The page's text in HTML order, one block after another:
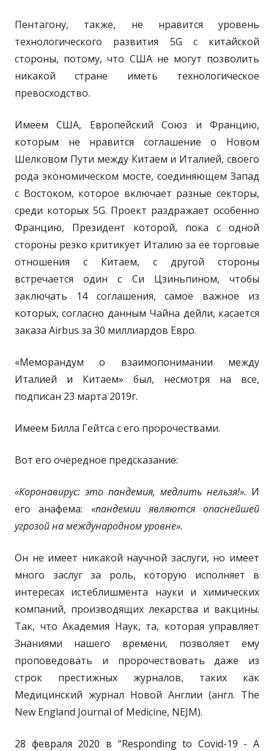
Пентагону, также, не нравится уровень
технологического развития 5G с китайской
стороны, потому, что США не могут позволить
никакой стране иметь технологическое
превосходство.
Имеем США, Европейский Союз и Францию,
которым не нравится соглашение о Новом
Шёлковом Пути между Китаем и Италией, своего
рода экономическом мосте, соединяющем Запад
с Востоком, которое включает разные секторы,
среди которых 5G. Проект раздражает особенно
Францию, Президент которой, пока с одной
стороны резко критикует Италию за её торговые
отношения с Китаем, с другой стороны
встречается один с Си Цзиньпином, чтобы
заключать 14 соглашения, самое важное из
которых, согласно данным Чайна дейли, касается
заказа Airbus за 30 миллиардов Евро.
«Меморандум о взаимопонимании между
Италией и Китаем» был, несмотря на все,
подписан 23 марта 2019г.
Имеем Билла Гейтса с его пророчествами.
Вот его очередное предсказание:
«Коронавирус: это пандемия, медлить нельзя!». И
его анафема: «пандемии являются опаснейшей
угрозой на международном уровне».
Он не имеет никакой научной заслуги, но имеет
много заслуг за роль, которую исполняет в
интересах истеблишмента науки и химических
компаний, производящих лекарства и вакцины.
Так, что Академия Наук, та, которая управляет
Знаниями нашего времени, позволяет ему
проповедовать и пророчествовать даже из
строк престижных журналов, таких как
Медицинский журнал Новой Англии (англ. The
New England Journal of Medicine, NEJM).
28 февраля 2020 в “Responding to Covid-19 - A